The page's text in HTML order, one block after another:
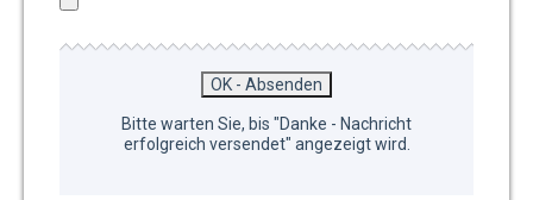
Bitte warten Sie, bis "Danke - Nachricht
erfolgreich versendet" angezeigt wird.